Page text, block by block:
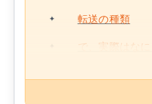
転送の種類
で、実際はな